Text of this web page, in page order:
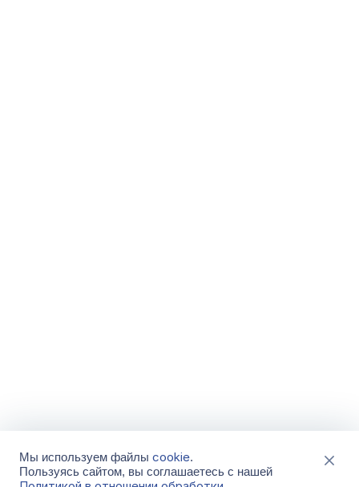
Мы используем файлы cookie.
Пользуясь сайтом, вы соглашаетесь с нашей